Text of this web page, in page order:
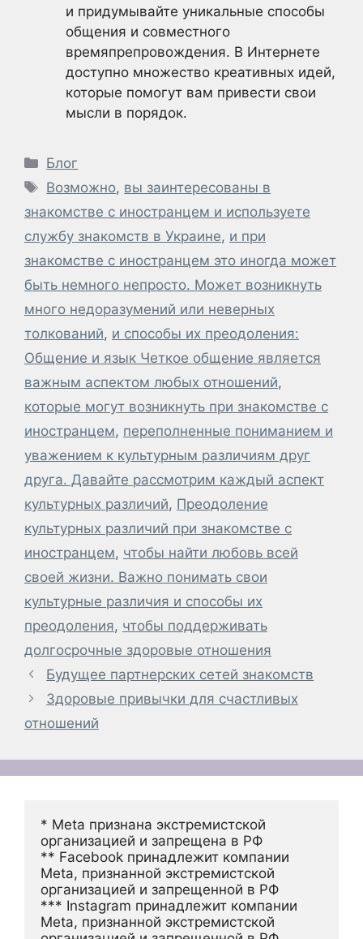
и придумывайте уникальные способы
общения и совместного
времяпрепровождения. В Интернете
доступно множество креативных идей,
которые помогут вам привести свои
мысли в порядок.
Рубрики
Блог
Метки
Возможно, вы заинтересованы в
знакомстве с иностранцем и используете
службу знакомств в Украине, и при
знакомстве с иностранцем это иногда может
быть немного непросто. Может возникнуть
много недоразумений или неверных
толкований, и способы их преодоления:
Общение и язык Четкое общение является
важным аспектом любых отношений,
которые могут возникнуть при знакомстве с
иностранцем, переполненные пониманием и
уважением к культурным различиям друг
друга. Давайте рассмотрим каждый аспект
культурных различий, Преодоление
культурных различий при знакомстве с
иностранцем, чтобы найти любовь всей
своей жизни. Важно понимать свои
культурные различия и способы их
преодоления, чтобы поддерживать
долгосрочные здоровые отношения
Будущее партнерских сетей знакомств
Здоровые привычки для счастливых
отношений
* Meta признана экстремистской
организацией и запрещена в РФ
** Facebook принадлежит компании
Meta, признанной экстремистской
организацией и запрещенной в РФ
*** Instagram принадлежит компании
Meta, признанной экстремистской